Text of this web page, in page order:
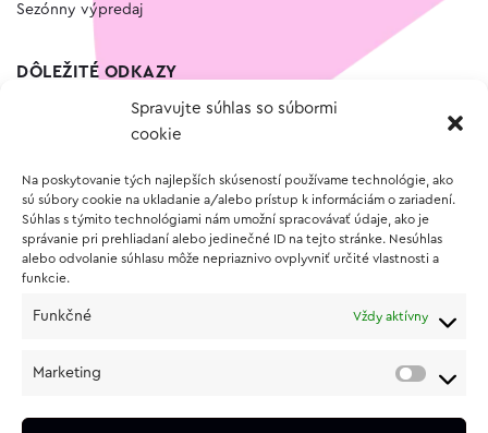
Spravujte súhlas so súbormi
cookie
Na poskytovanie tých najlepších skúseností používame technológie, ako
sú súbory cookie na ukladanie a/alebo prístup k informáciám o zariadení.
Súhlas s týmito technológiami nám umožní spracovávať údaje, ako je
správanie pri prehliadaní alebo jedinečné ID na tejto stránke. Nesúhlas
alebo odvolanie súhlasu môže nepriaznivo ovplyvniť určité vlastnosti a
funkcie.
Funkčné Vždy aktívny
Marketing
Sezónny výpredaj
DÔLEŽITÉ ODKAZY
Vernostný program
O NÁKUPE
Vrátenie a reklamácia tovaru